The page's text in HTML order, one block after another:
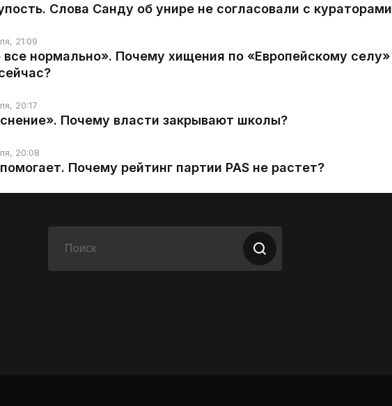
Слова Санду об унире не согласовали с кураторами
21:09
все нормально». Почему хищения по «Европейскому селу»
20:17
Почему власти закрывают школы?
20:08
Почему рейтинг партии PAS не растет?